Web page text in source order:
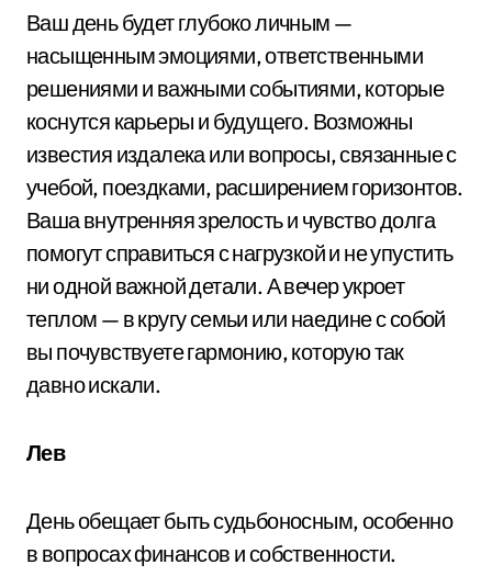
Ваш день будет глубоко личным —
насыщенным эмоциями, ответственными
решениями и важными событиями, которые
коснутся карьеры и будущего. Возможны
известия издалека или вопросы, связанные с
учебой, поездками, расширением горизонтов.
Ваша внутренняя зрелость и чувство долга
помогут справиться с нагрузкой и не упустить
ни одной важной детали. А вечер укроет
теплом — в кругу семьи или наедине с собой
вы почувствуете гармонию, которую так
давно искали.
Лев
День обещает быть судьбоносным, особенно
в вопросах финансов и собственности.